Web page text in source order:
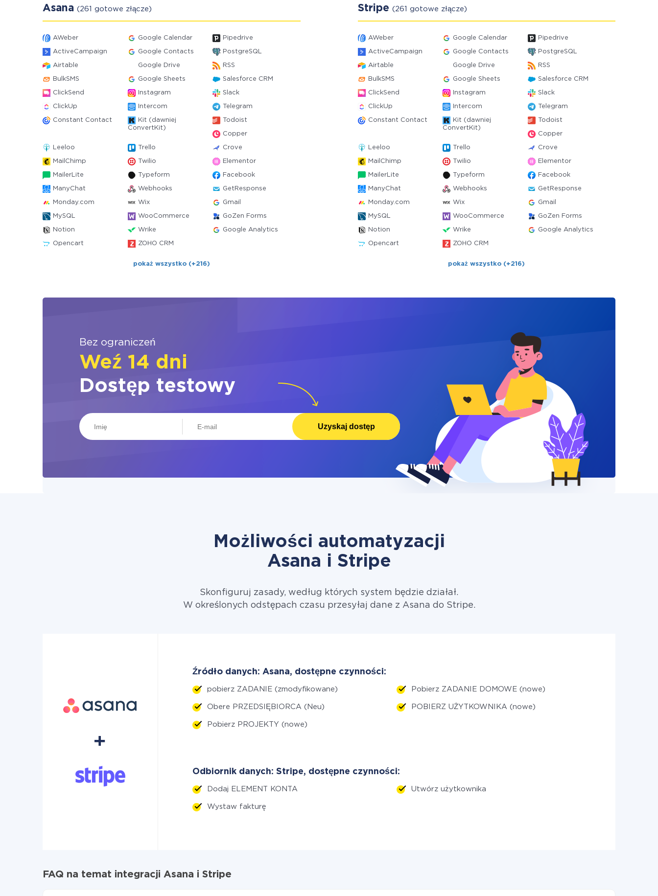
Asana (261 gotowe złącze)
AWeber Google Calendar Pipedrive
ActiveCampaign Google Contacts PostgreSQL
Airtable Google Drive RSS
BulkSMS Google Sheets Salesforce CRM
ClickSend Instagram Slack
ClickUp Intercom Telegram
Constant Contact
Kit (dawniej
ConvertKit)
Todoist
Copper
Leeloo Trello Crove
MailChimp Twilio Elementor
MailerLite Typeform Facebook
ManyChat Webhooks GetResponse
Monday.com Wix Gmail
MySQL WooCommerce GoZen Forms
Notion Wrike Google Analytics
Opencart ZOHO CRM
pokaż wszystko (+216)
Stripe (261 gotowe złącze)
AWeber Google Calendar Pipedrive
ActiveCampaign Google Contacts PostgreSQL
Airtable Google Drive RSS
BulkSMS Google Sheets Salesforce CRM
ClickSend Instagram Slack
ClickUp Intercom Telegram
Constant Contact
Kit (dawniej
ConvertKit)
Todoist
Copper
Leeloo Trello Crove
MailChimp Twilio Elementor
MailerLite Typeform Facebook
ManyChat Webhooks GetResponse
Monday.com Wix Gmail
MySQL WooCommerce GoZen Forms
Notion Wrike Google Analytics
Opencart ZOHO CRM
pokaż wszystko (+216)
Bez ograniczeń
Weź 14 dni
Dostęp testowy
Uzyskaj dostęp
Możliwości automatyzacji
Asana i Stripe
Skonfiguruj zasady, według których system będzie działał.
W określonych odstępach czasu przesyłaj dane z Asana do Stripe.
Źródło danych: Asana, dostępne czynności:
pobierz ZADANIE (zmodyfikowane) Pobierz ZADANIE DOMOWE (nowe)
Obere PRZEDSIĘBIORCA (Neu) POBIERZ UŻYTKOWNIKA (nowe)
Pobierz PROJEKTY (nowe)
Odbiornik danych: Stripe, dostępne czynności:
Dodaj ELEMENT KONTA Utwórz użytkownika
Wystaw fakturę
FAQ na temat integracji Asana i Stripe